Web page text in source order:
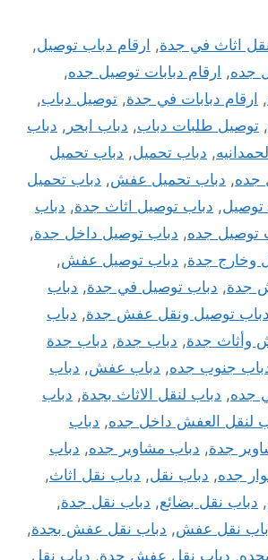
اثاث في جدة, ارقام دباب توصيل,
جده, ارقام دبابات توصيل جده,
, ارقام دبابات في جدة, توصيل دباب,
, توصيل طلبات دباب, دباب ابحر , دباب
, دباب تحميل, دباب تحميل
جده, دباب تحميل عفش, دباب تحميل
توصيل, دباب توصيل اثاث جدة, دباب
توصيل جده, دباب توصيل داخل جدة,
وخارج جدة, دباب توصيل عفش,
جدة, دباب توصيل في جدة, دباب
دباب توصيل ونقل عفش جدة, دباب
وأثاث جدة, دباب جدة, دباب جدة
جنوب جده, دباب عفش, دباب
جده, دباب لنقل الاثاث بجدة, دباب
لنقل العفش داخل جده, دباب
جدة, دباب مشاوير جده, دباب
جده, دباب نقل, دباب نقل اثاث,
, دباب نقل بضائع, دباب نقل جدة,
نقل عفش, دباب نقل عفش بجدة,
, دباب نقل عفش جدة, دباب نقل